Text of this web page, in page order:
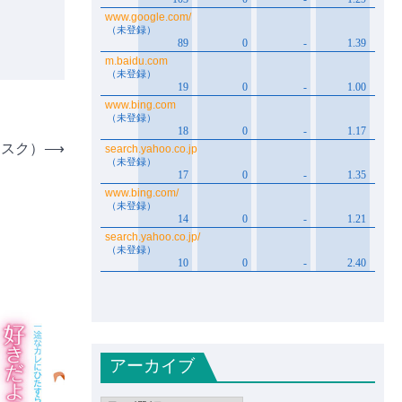
ク） ⟶
アーカイブ